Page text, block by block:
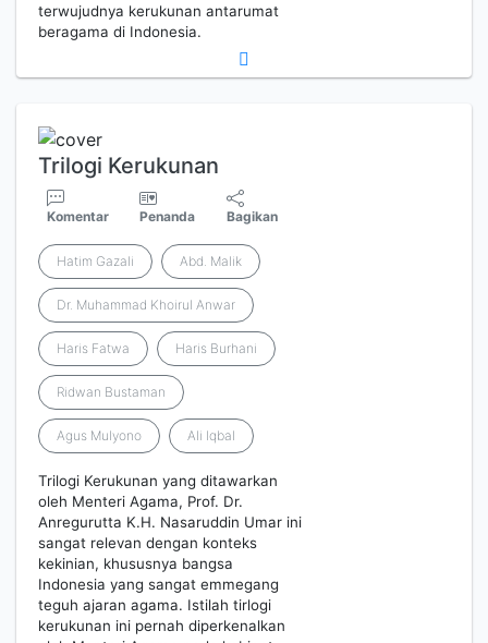
terwujudnya kerukunan antarumat
beragama di Indonesia.
Trilogi Kerukunan
Komentar Penanda Bagikan
Hatim Gazali Abd. Malik
Dr. Muhammad Khoirul Anwar
Haris Fatwa Haris Burhani
Ridwan Bustaman
Agus Mulyono Ali Iqbal
Trilogi Kerukunan yang ditawarkan
oleh Menteri Agama, Prof. Dr.
Anregurutta K.H. Nasaruddin Umar ini
sangat relevan dengan konteks
kekinian, khususnya bangsa
Indonesia yang sangat emmegang
teguh ajaran agama. Istilah tirlogi
kerukunan ini pernah diperkenalkan